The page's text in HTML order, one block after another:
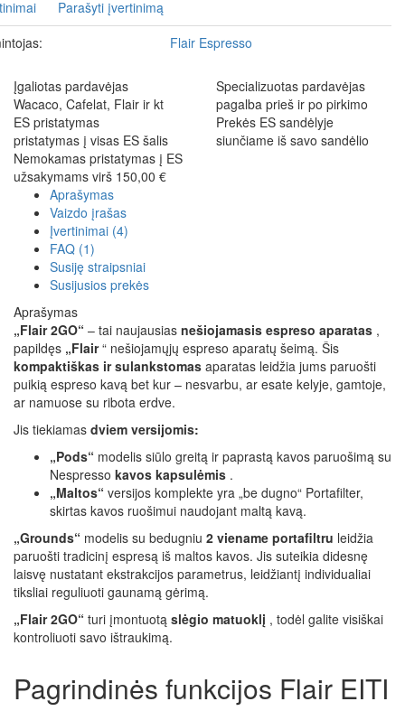
Parašyti įvertinimą
Flair Espresso
Įgaliotas pardavėjas
Wacaco, Cafelat, Flair ir kt
Specializuotas pardavėjas
pagalba prieš ir po pirkimo
ES pristatymas
pristatymas į visas ES šalis
Prekės ES sandėlyje
siunčiame iš savo sandėlio
Nemokamas pristatymas į ES
užsakymams virš 150,00 €
Aprašymas
Vaizdo įrašas
Įvertinimai (4)
FAQ (1)
Susiję straipsniai
Susijusios prekės
Aprašymas
„Flair 2GO“ – tai naujausias nešiojamasis espreso aparatas ,
papildęs „Flair“ nešiojamųjų espreso aparatų šeimą. Šis
kompaktiškas ir sulankstomas aparatas leidžia jums paruošti
puikią espreso kavą bet kur – nesvarbu, ar esate kelyje, gamtoje,
ar namuose su ribota erdve.
Jis tiekiamas dviem versijomis:
„Pods“ modelis siūlo greitą ir paprastą kavos paruošimą su
Nespresso kavos kapsulėmis .
„Maltos“ versijos komplekte yra „be dugno“ Portafilter,
skirtas kavos ruošimui naudojant maltą kavą.
„Grounds“ modelis su bedugniu 2 viename portafiltru leidžia
paruošti tradicinį espresą iš maltos kavos. Jis suteikia didesnę
laisvę nustatant ekstrakcijos parametrus, leidžiantį individualiai
tiksliai reguliuoti gaunamą gėrimą.
„Flair 2GO“ turi įmontuotą slėgio matuoklį , todėl galite visiškai
kontroliuoti savo ištraukimą.
Pagrindinės funkcijos Flair EITI